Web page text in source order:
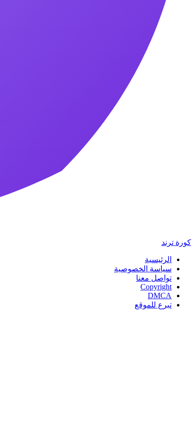
كورة ترند
الرئيسية
سياسة الخصوصية
تواصل معنا
Copyright
DMCA
تبرع للموقع